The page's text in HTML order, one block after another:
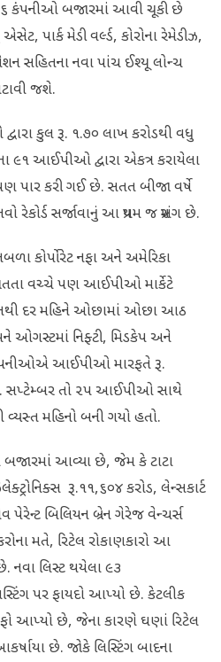
કંપનીઓ બજારમાં આવી ચૂકી છે
પાર્ક મેડી વર્લ્ડ, કોરોના રેમેડીઝ,
સહિતના નવા પાંચ ઈશ્યૂ લોન્ચ
જશે.
કુલ રૂ. ૧.૭૦ લાખ કરોડથી વધુ
૯૧ આઈપીઓ દ્વારા એકત્ર કરાયેલા
પાર કરી ગઈ છે. સતત બીજા વર્ષે
રેકોર્ડ સર્જાવાનું આ પ્રથમ જ પ્રસંગ છે.
કોર્પોરેટ નફા અને અમેરિકા
વચ્ચે પણ આઈપીઓ માર્કેટે
દર મહિને ઓછામાં ઓછા આઠ
ઓગસ્ટમાં નિફ્ટી, મિડકેપ અને
આઈપીઓ મારફતે રૂ.
સપ્ટેમ્બર તો ૨૫ આઈપીઓ સાથે
મહિનો બની ગયો હતો.
આવ્યા છે, જેમ કે ટાટા
રૂ.૧૧,૬૦૪ કરોડ, લેન્સકાર્ટ
પેરેન્ટ બિલિયન બ્રેન ગેરેજ વેન્ચર્સ
મતે, રિટેલ રોકાણકારો આ
નવા લિસ્ટ થયેલા ૯૩
પર ફાયદો આપ્યો છે. કેટલીક
આપ્યો છે, જેના કારણે ઘણાં રિટેલ
છે. જોકે લિસ્ટિંગ બાદના